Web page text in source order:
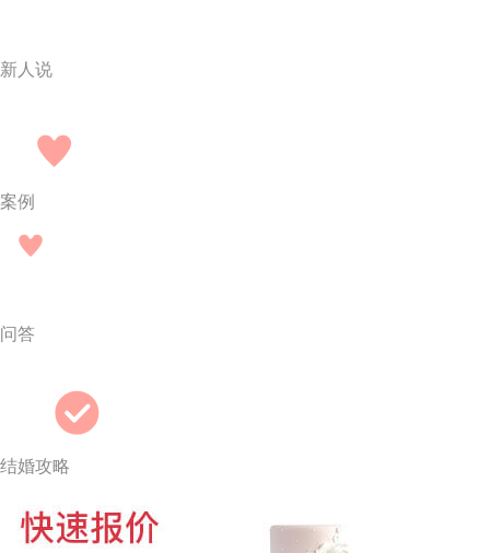
新人说
案例
问答
结婚攻略